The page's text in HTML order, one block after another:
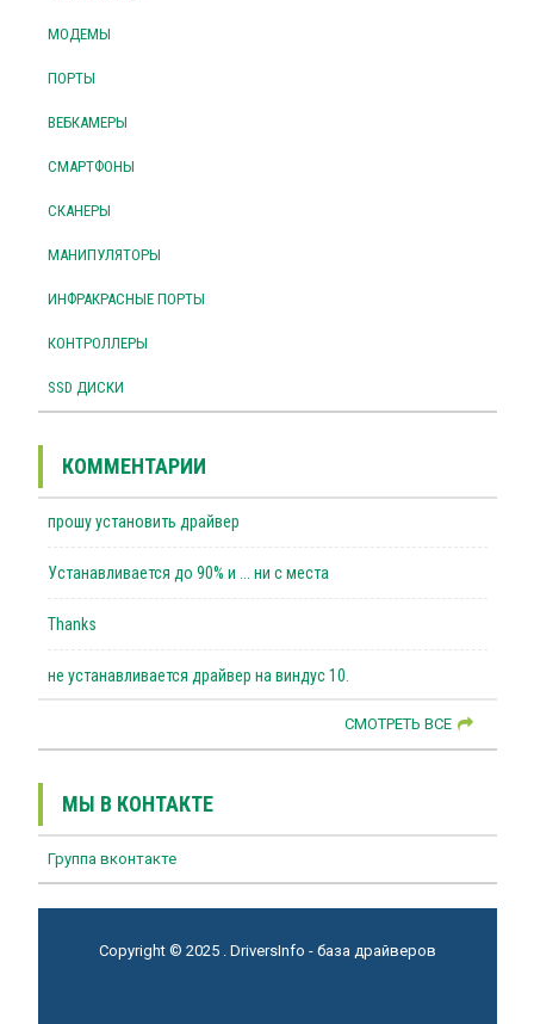
МОДЕМЫ
ПОРТЫ
ВЕБКАМЕРЫ
СМАРТФОНЫ
СКАНЕРЫ
МАНИПУЛЯТОРЫ
ИНФРАКРАСНЫЕ ПОРТЫ
КОНТРОЛЛЕРЫ
SSD ДИСКИ
КОММЕНТАРИИ
прошу установить драйвер
Устанавливается до 90% и ... ни с места
Thanks
не устанавливается драйвер на виндус 10.
СМОТРЕТЬ ВСЕ
МЫ В КОНТАКТЕ
Группа вконтакте
Copyright © 2025 . DriversInfo - база драйверов